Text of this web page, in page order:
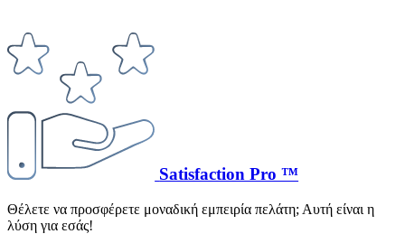
Satisfaction Pro ™
Θέλετε να προσφέρετε μοναδική εμπειρία πελάτη; Αυτή είναι η
λύση για εσάς!